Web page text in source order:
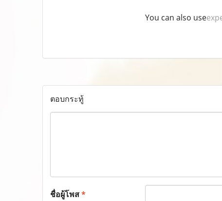
You can also use
ตอบกระทู้
ชื่อผู้โพส*